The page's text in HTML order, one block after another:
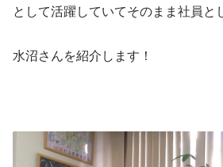
として活躍していてそのまま社員と
水沼さんを紹介します！